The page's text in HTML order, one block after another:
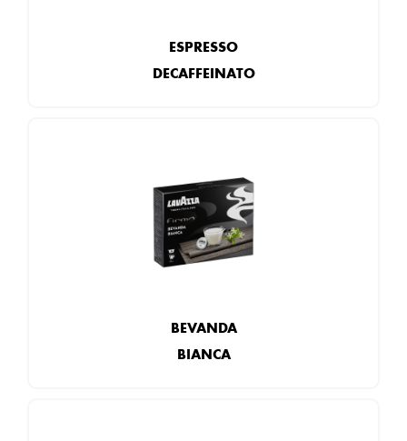
ESPRESSO
DECAFFEINATO
BEVANDA
BIANCA